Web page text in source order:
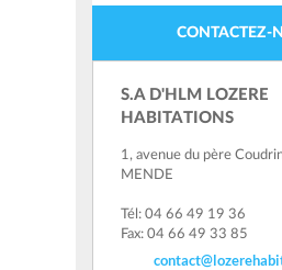
CONTACTEZ-
S.A D'HLM LOZERE
HABITATIONS
1, avenue du père
MENDE
Tél: 04 66 49 19 36
Fax: 04 66 49 33 85